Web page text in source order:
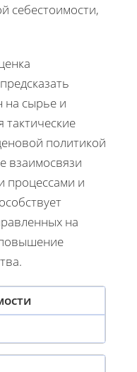
себестоимости,
на сырье и
политикой
взаимосвязи
процессами и
на